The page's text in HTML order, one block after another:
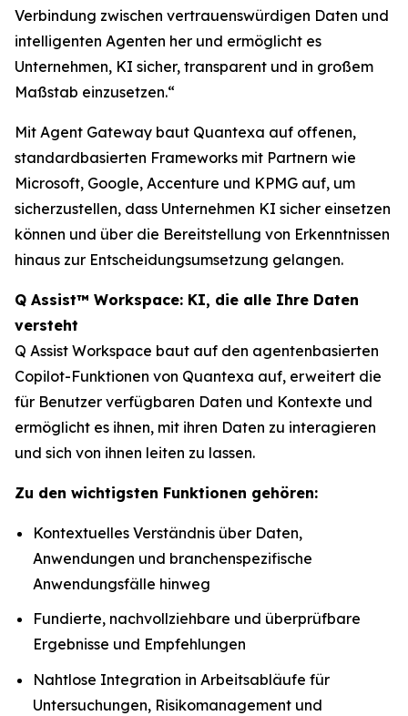
Verbindung zwischen vertrauenswürdigen Daten und
intelligenten Agenten her und ermöglicht es
Unternehmen, KI sicher, transparent und in großem
Maßstab einzusetzen.“
Mit Agent Gateway baut Quantexa auf offenen,
standardbasierten Frameworks mit Partnern wie
Microsoft, Google, Accenture und KPMG auf, um
sicherzustellen, dass Unternehmen KI sicher einsetzen
können und über die Bereitstellung von Erkenntnissen
hinaus zur Entscheidungsumsetzung gelangen.
Q Assist™ Workspace: KI, die alle Ihre Daten
versteht
Q Assist Workspace baut auf den agentenbasierten
Copilot-Funktionen von Quantexa auf, erweitert die
für Benutzer verfügbaren Daten und Kontexte und
ermöglicht es ihnen, mit ihren Daten zu interagieren
und sich von ihnen leiten zu lassen.
Zu den wichtigsten Funktionen gehören:
Kontextuelles Verständnis über Daten,
Anwendungen und branchenspezifische
Anwendungsfälle hinweg
Fundierte, nachvollziehbare und überprüfbare
Ergebnisse und Empfehlungen
Nahtlose Integration in Arbeitsabläufe für
Untersuchungen, Risikomanagement und